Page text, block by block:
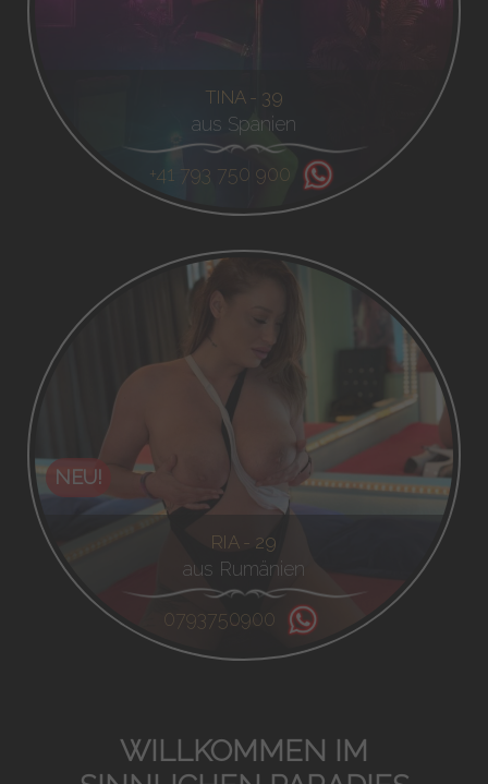
TINA - 39
aus Spanien
+41 793 750 900
NEU!
RIA - 29
aus Rumänien
0793750900
WILLKOMMEN IM